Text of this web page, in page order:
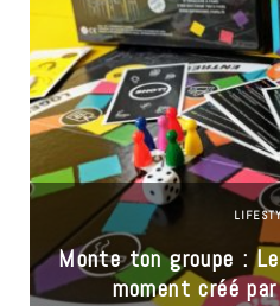
Monte ton groupe :
moment créé